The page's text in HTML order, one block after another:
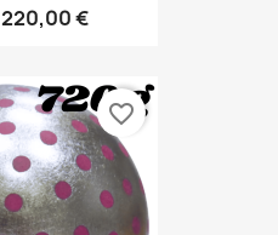
220,00 €
favorite_border